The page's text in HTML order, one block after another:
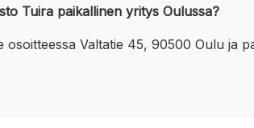
Tuira paikallinen yritys Oulussa?
osoitteessa Valtatie 45, 90500 Oulu ja